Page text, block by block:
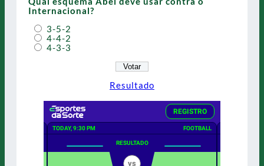
Internacional?
3-5-2
4-4-2
4-3-3
Resultado